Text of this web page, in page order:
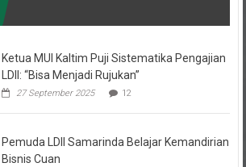
Ketua MUI Kaltim Puji Sistematika Pengajian
LDII: “Bisa Menjadi Rujukan”
27 September 2025 12
Pemuda LDII Samarinda Belajar Kemandirian
Bisnis Cuan